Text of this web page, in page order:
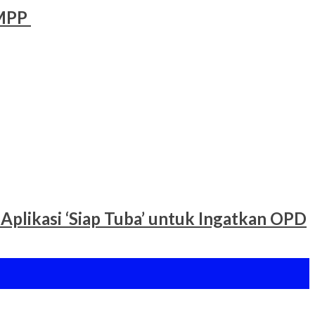
‘Siap Tuba’ untuk Ingatkan OPD